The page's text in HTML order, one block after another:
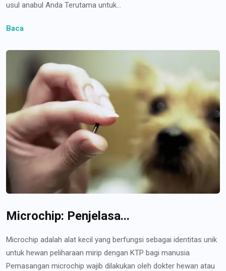
usul anabul Anda Terutama untuk...
Baca
Microchip: Penjelasa...
Microchip adalah alat kecil yang berfungsi sebagai identitas unik
untuk hewan peliharaan mirip dengan KTP bagi manusia
Pemasangan microchip wajib dilakukan oleh dokter hewan atau